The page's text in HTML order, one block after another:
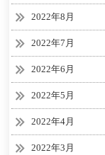
2022年8月
2022年7月
2022年6月
2022年5月
2022年4月
2022年3月